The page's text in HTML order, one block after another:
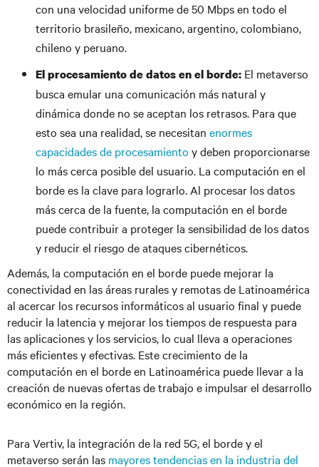
con una velocidad uniforme de 50 Mbps en todo el
territorio brasileño, mexicano, argentino, colombiano,
chileno y peruano.
El procesamiento de datos en el borde: El metaverso
busca emular una comunicación más natural y
dinámica donde no se aceptan los retrasos. Para que
esto sea una realidad, se necesitan enormes
capacidades de procesamiento y deben proporcionarse
lo más cerca posible del usuario. La computación en el
borde es la clave para lograrlo. Al procesar los datos
más cerca de la fuente, la computación en el borde
puede contribuir a proteger la sensibilidad de los datos
y reducir el riesgo de ataques cibernéticos.
Además, la computación en el borde puede mejorar la
conectividad en las áreas rurales y remotas de Latinoamérica
al acercar los recursos informáticos al usuario final y puede
reducir la latencia y mejorar los tiempos de respuesta para
las aplicaciones y los servicios, lo cual lleva a operaciones
más eficientes y efectivas. Este crecimiento de la
computación en el borde en Latinoamérica puede llevar a la
creación de nuevas ofertas de trabajo e impulsar el desarrollo
económico en la región.
Para Vertiv, la integración de la red 5G, el borde y el
metaverso serán las mayores tendencias en la industria del